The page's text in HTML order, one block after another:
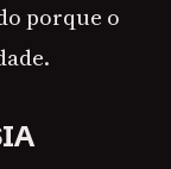
porque o